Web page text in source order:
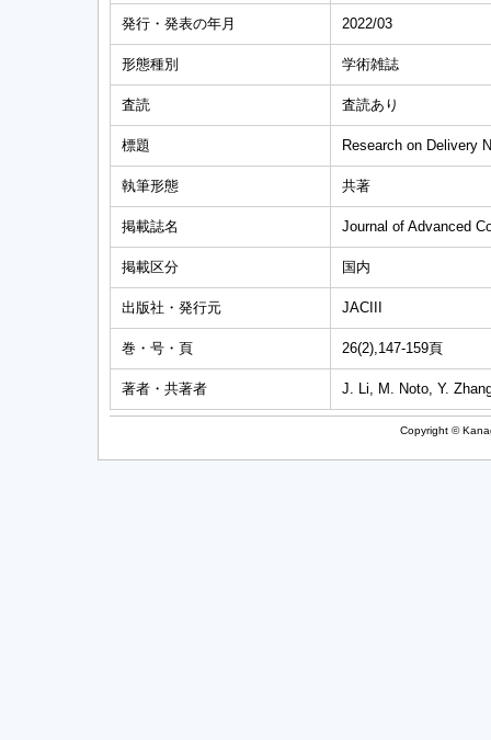
発行・発表の年月 2022/03
形態種別 学術雑誌
査読 査読あり
標題 Research on Delivery
執筆形態 共著
掲載誌名 Journal of Advanced
掲載区分 国内
出版社・発行元 JACIII
巻・号・頁 26(2),147-159頁
著者・共著者 J. Li, M. Noto, Y.
Copyright ©